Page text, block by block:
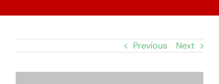
Previous Next